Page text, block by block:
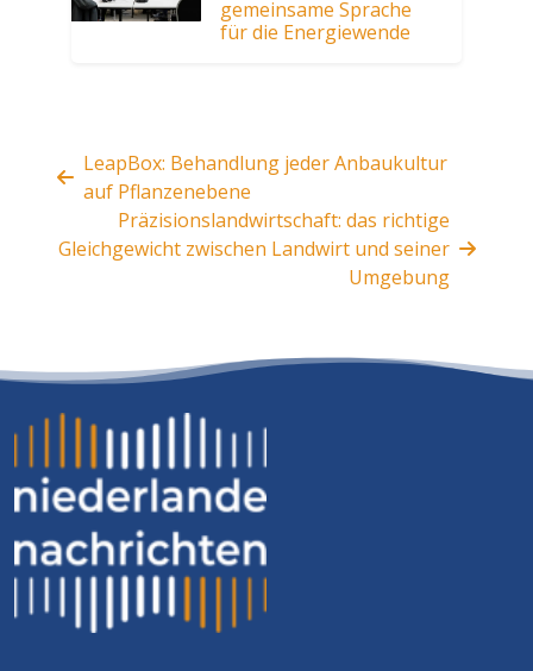
gemeinsame Sprache
für die Energiewende
LeapBox: Behandlung jeder Anbaukultur
auf Pflanzenebene
Präzisionslandwirtschaft: das richtige
Gleichgewicht zwischen Landwirt und seiner
Umgebung